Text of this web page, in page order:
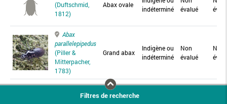
(Duftschmid,
1812)
Abax ovale
indéterminé
évalué
Abax
parallelepipedus
(Piller &
Mitterpacher,
1783)
Grand abax
Indigène ou
indéterminé
Non
évalué
Non
Abax
Abax
Filtres de recherche